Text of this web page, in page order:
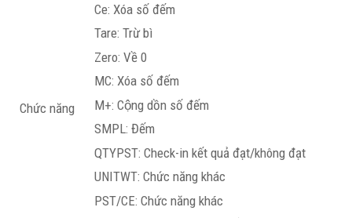
Chức năng
Ce: Xóa số đếm
Tare: Trừ bì
Zero: Về 0
MC: Xóa số đếm
M+: Cộng dồn số đếm
SMPL: Đếm
QTYPST: Check-in kết quả đạt/không đạt
UNITWT: Chức năng khác
PST/CE: Chức năng khác